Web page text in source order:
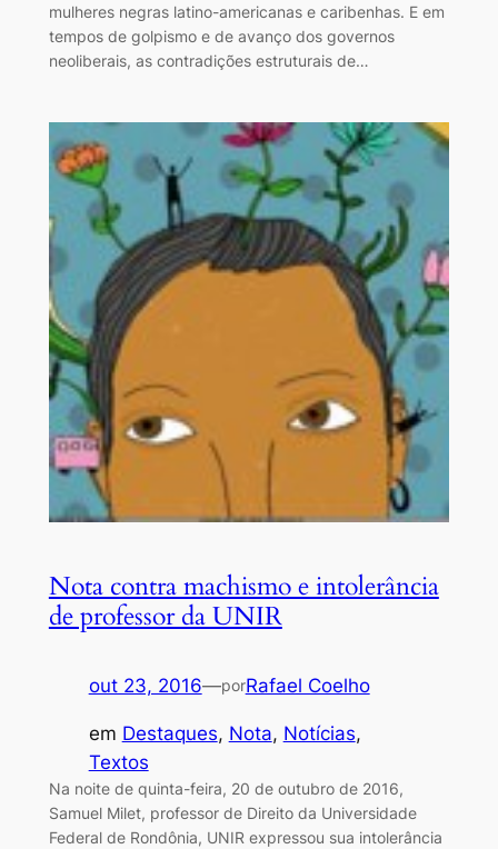
mulheres negras latino-americanas e caribenhas. E em
tempos de golpismo e de avanço dos governos
neoliberais, as contradições estruturais de…
Nota contra machismo e intolerância
de professor da UNIR
out 23, 2016—porRafael Coelho
em Destaques, Nota, Notícias
Textos
Na noite de quinta-feira, 20 de outubro de 2016,
Samuel Milet, professor de Direito da Universidade
Federal de Rondônia, UNIR expressou sua intolerância